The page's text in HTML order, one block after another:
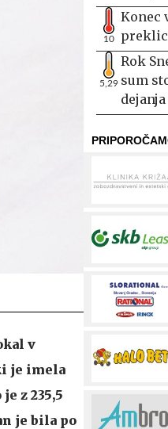
v
je imela
z 235,5
je bila po
10
Konec
5,29
Rok
sum